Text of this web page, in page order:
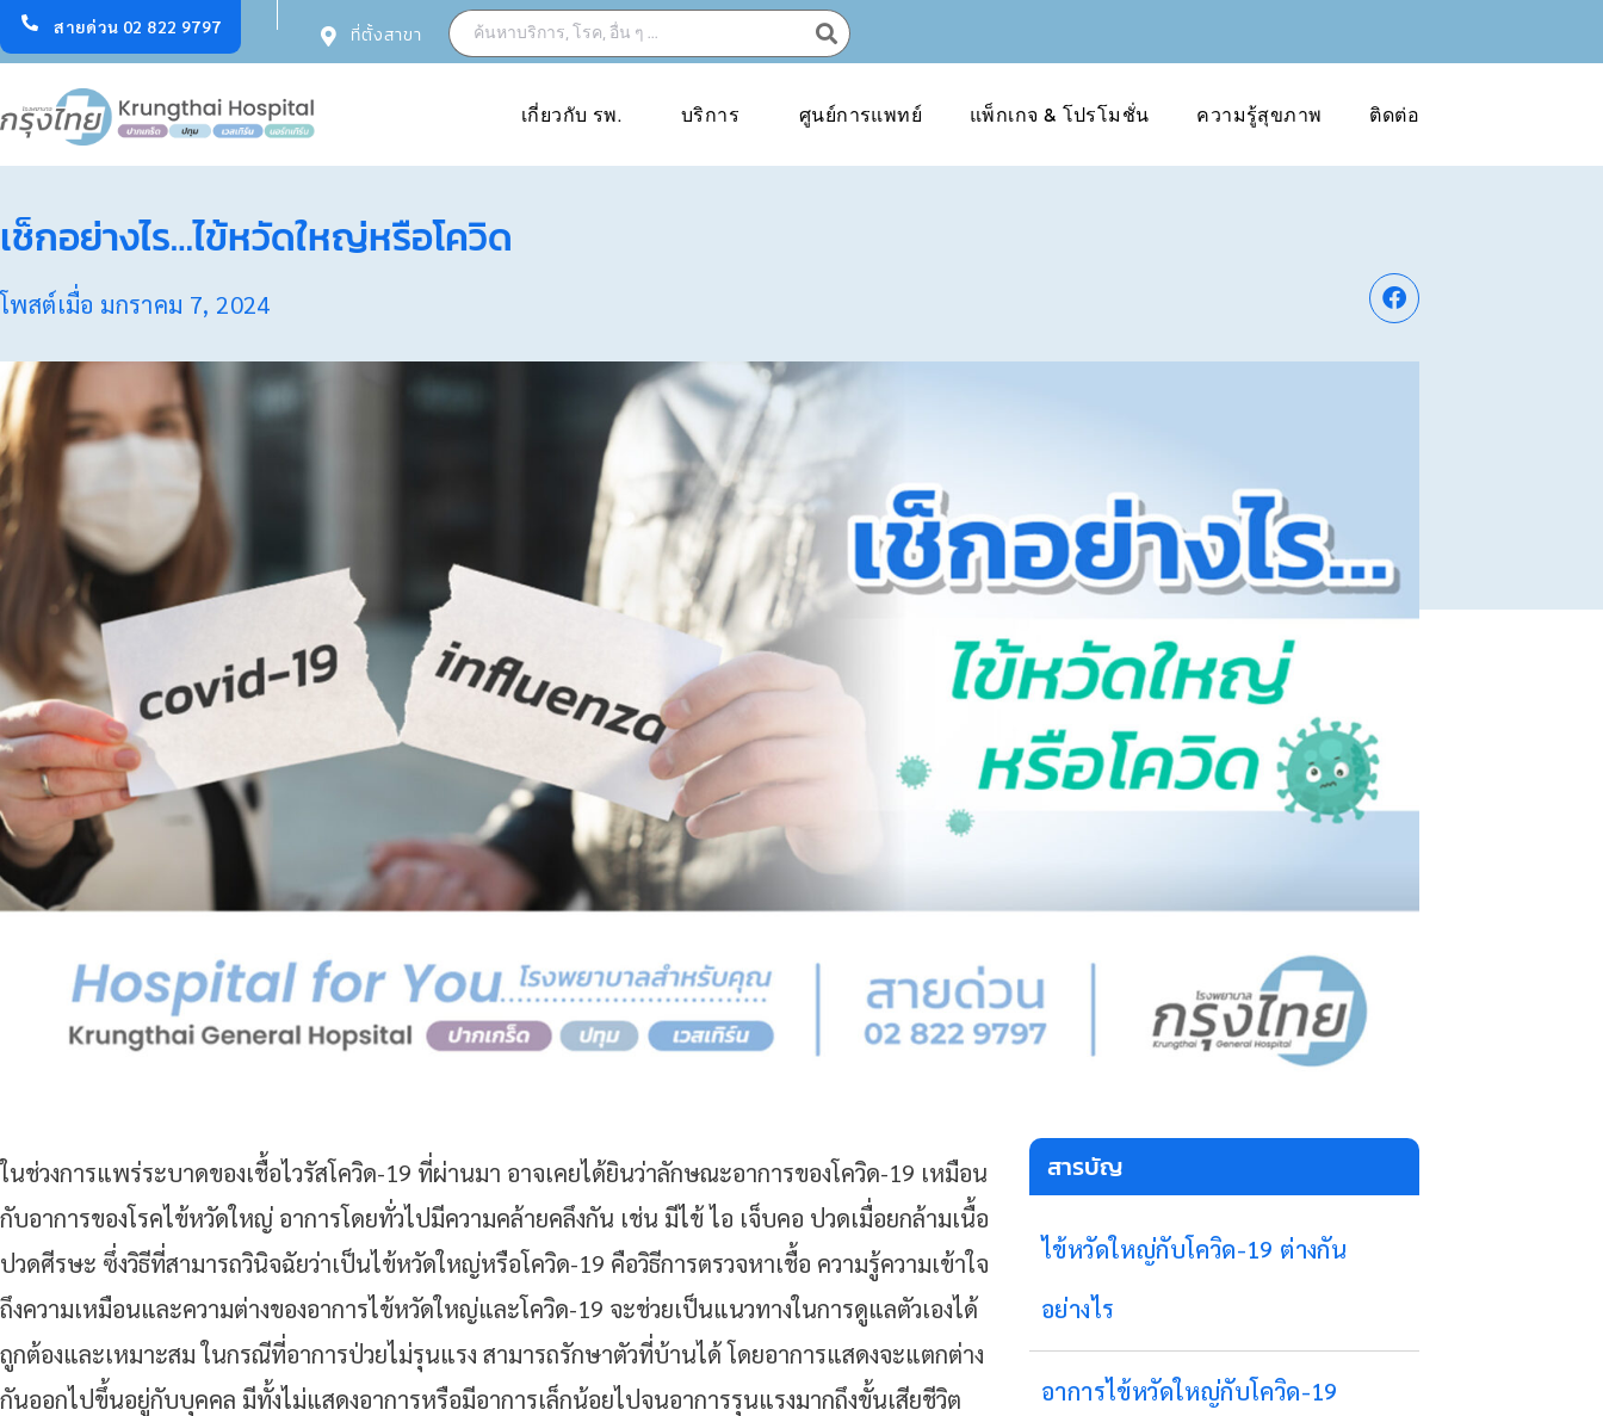
สายด่วน 02 822 9797 ที่ตั้งสาขา
เกี่ยวกับ รพ. บริการ ศูนย์การแพทย์ แพ็กเกจ & โปรโมชั่น ความรู้สุขภาพ ติดต่อ
เช็กอย่างไร…ไข้หวัดใหญ่หรือโควิด
โพสต์เมื่อ มกราคม 7, 2024
ในช่วงการแพร่ระบาดของเชื้อไวรัสโควิด-19 ที่ผ่านมา อาจเคยได้ยินว่าลักษณะอาการของโควิด-19 เหมือน
กับอาการของโรคไข้หวัดใหญ่ อาการโดยทั่วไปมีความคล้ายคลึงกัน เช่น มีไข้ ไอ เจ็บคอ ปวดเมื่อยกล้ามเนื้อ
ปวดศีรษะ ซึ่งวิธีที่สามารถวินิจฉัยว่าเป็นไข้หวัดใหญ่หรือโควิด-19 คือวิธีการตรวจหาเชื้อ ความรู้ความเข้าใจ
ถึงความเหมือนและความต่างของอาการไข้หวัดใหญ่และโควิด-19 จะช่วยเป็นแนวทางในการดูแลตัวเองได้
ถูกต้องและเหมาะสม ในกรณีที่อาการป่วยไม่รุนแรง สามารถรักษาตัวที่บ้านได้ โดยอาการแสดงจะแตกต่าง
กันออกไปขึ้นอยู่กับบุคคล มีทั้งไม่แสดงอาการหรือมีอาการเล็กน้อยไปจนอาการรุนแรงมากถึงขั้นเสียชีวิต
สารบัญ
ไข้หวัดใหญ่กับโควิด-19 ต่างกัน
อย่างไร
อาการไข้หวัดใหญ่กับโควิด-19